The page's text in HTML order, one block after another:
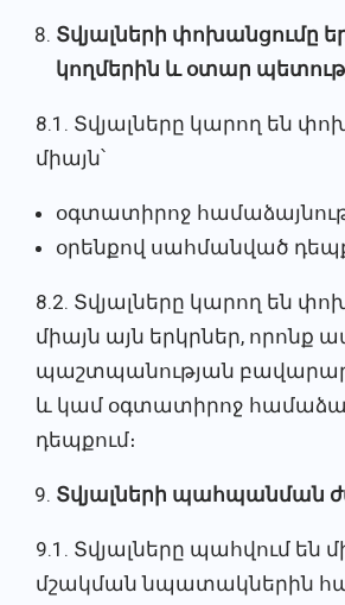
Տվյալների փոխանցումը
կողմերին և օտար
8.1. Տվյալները կարող են
միայն՝
օգտատիրոջ
օրենքով սահմանված
8.2. Տվյալները կարող են
միայն այն երկրներ, որոնք
պաշտպանության
և կամ օգտատիրոջ
դեպքում։
Տվյալների պահպանման
9.1. Տվյալները պահվում են
մշակման նպատակներին